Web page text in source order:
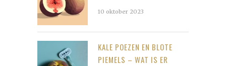
10 oktober 2023
KALE POEZEN EN BLOTE
PIEMELS – WAT IS ER